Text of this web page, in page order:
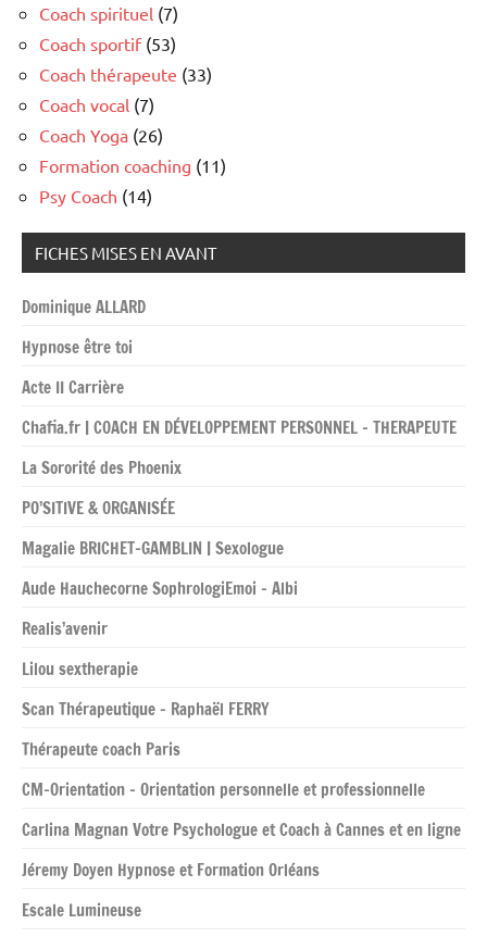
Coach spirituel (7)
Coach sportif(53)
Coach thérapeute (33)
Coach vocal (7)
Coach Yoga (26)
Formation coaching (11)
Psy Coach (14)
FICHES MISES EN AVANT
Dominique ALLARD
Hypnose être toi
Acte II Carrière
Chafia.fr | COACH EN DÉVELOPPEMENT PERSONNEL – THERAPEUTE
La Sororité des Phoenix
PO’SITIVE & ORGANISÉE
Magalie BRICHET-GAMBLIN | Sexologue
Aude Hauchecorne SophrologiEmoi – Albi
Realis’avenir
Lilou sextherapie
Scan Thérapeutique – Raphaël FERRY
Thérapeute coach Paris
CM-Orientation – Orientation personnelle et professionnelle
Carlina Magnan Votre Psychologue et Coach à Cannes et en ligne
Jéremy Doyen Hypnose et Formation Orléans
Escale Lumineuse